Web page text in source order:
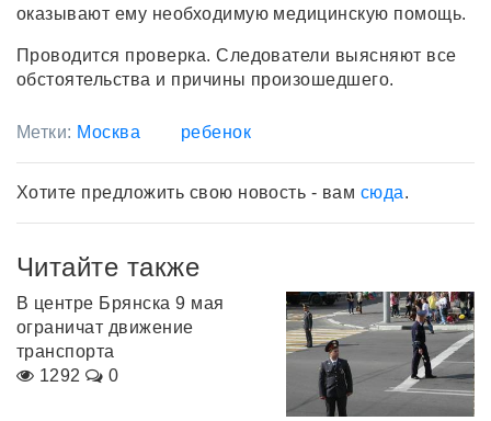
оказывают ему необходимую медицинскую помощь.
Проводится проверка. Следователи выясняют все
обстоятельства и причины произошедшего.
Метки: Москва ребенок
Хотите предложить свою новость - вам сюда.
Читайте также
В центре Брянска 9 мая
ограничат движение
транспорта
1292
0